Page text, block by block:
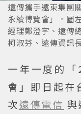
遠傳攜手遠東集團
永續博覽會」。圖
經理鄭澄宇、遠傳
柯淑芬、遠傳資訊
一年一度的
會」即日起在
次遠傳電信 與